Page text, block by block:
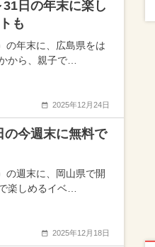
31日の年末に楽し
も
の年末に、広島県をは
から、親子で…
2025年12月24日
の今週末に無料で
の週末に、岡山県で開
楽しめるイベ…
2025年12月18日